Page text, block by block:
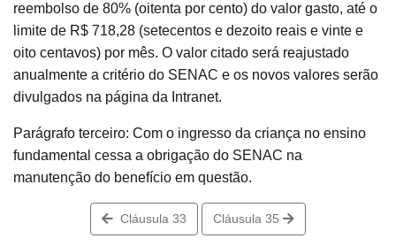
reembolso de 80% (oitenta por cento) do valor gasto, até o
limite de R$ 718,28 (setecentos e dezoito reais e vinte e
oito centavos) por mês. O valor citado será reajustado
anualmente a critério do SENAC e os novos valores serão
divulgados na página da Intranet.
Parágrafo terceiro: Com o ingresso da criança no ensino
fundamental cessa a obrigação do SENAC na
manutenção do benefício em questão.
Cláusula 33 Cláusula 35